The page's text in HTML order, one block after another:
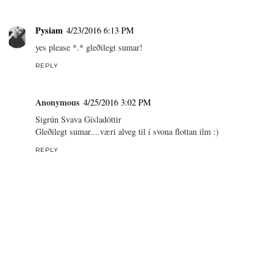
Pysiam 4/23/2016 6:13 PM
yes please *.* gleðilegt sumar!
REPLY
Anonymous 4/25/2016 3:02 PM
Sigrún Svava Gísladóttir
Gleðilegt sumar....væri alveg til í svona flottan ilm :)
REPLY